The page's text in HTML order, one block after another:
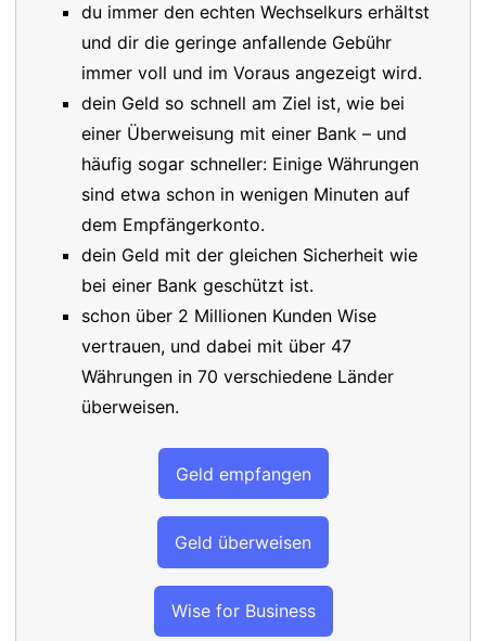
du immer den echten Wechselkurs erhältst
und dir die geringe anfallende Gebühr
immer voll und im Voraus angezeigt wird.
dein Geld so schnell am Ziel ist, wie bei
einer Überweisung mit einer Bank – und
häufig sogar schneller: Einige Währungen
sind etwa schon in wenigen Minuten auf
dem Empfängerkonto.
dein Geld mit der gleichen Sicherheit wie
bei einer Bank geschützt ist.
schon über 2 Millionen Kunden Wise
vertrauen, und dabei mit über 47
Währungen in 70 verschiedene Länder
überweisen.
Geld empfangen
Geld überweisen
Wise for Business